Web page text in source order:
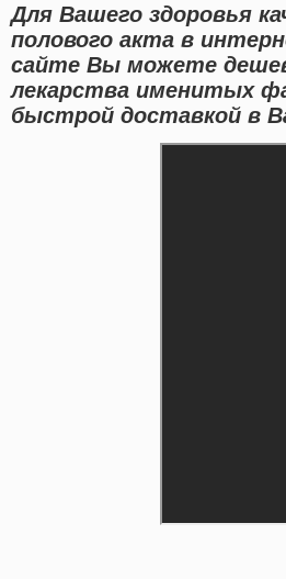
Для Вашего здоровья
полового акта в
сайте Вы можете
лекарства именитых
быстрой доставкой в